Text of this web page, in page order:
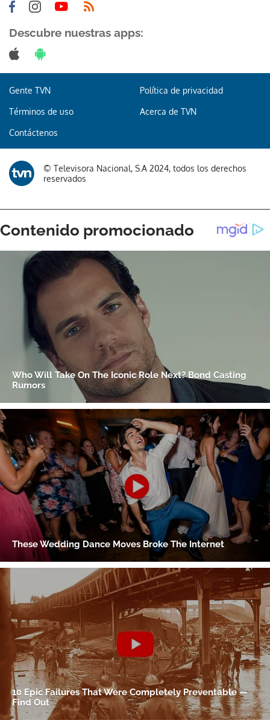
Descubre nuestras apps:
Gente TVN Política de privacidad
Términos de uso Acerca de TVN
Contáctenos
© Televisora Nacional, S.A 2024, todos los derechos
reservados